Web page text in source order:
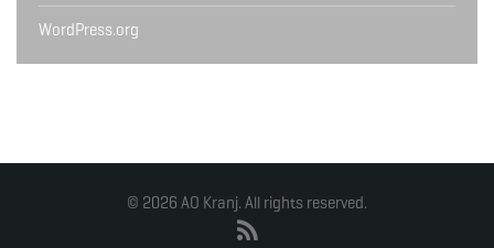
WordPress.org
© 2026 AO Kranj. All rights reserved.